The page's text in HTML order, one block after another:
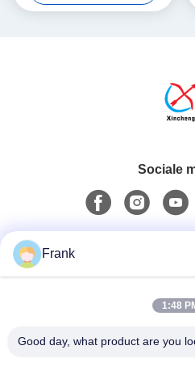
Sociale
0086-13711630819
Frank
1:48
Good day, what product are you